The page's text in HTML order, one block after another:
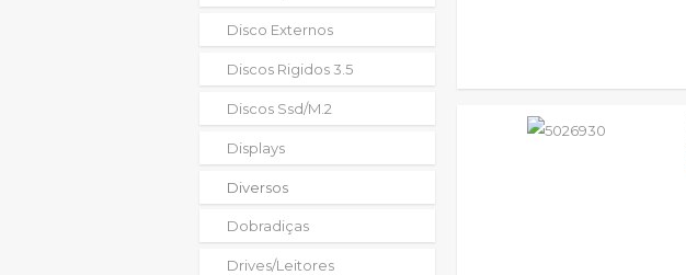
Disco Externos
Discos Rigidos 3.5
Discos Ssd/m.2
Displays
Diversos
Dobradiças
Drives/leitores